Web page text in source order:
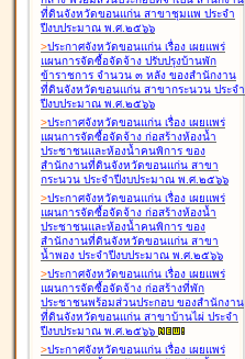
ที่ดินจังหวัดขอนแก่น สาขาชุมแพ ประจำ
ปีงบประมาณ พ.ศ.๒๕๖๖
>ประกาศจังหวัดขอนแก่น เรื่อง เผยแพร่
แผนการจัดซื้อจัดจ้าง ปรับปรุงบ้านพัก
ข้าราชการ จำนวน ๓ หลัง ของสำนักงาน
ที่ดินจังหวัดขอนแก่น สาขากระนวน ประจำ
ปีงบประมาณ พ.ศ.๒๕๖๖
>ประกาศจังหวัดขอนแก่น เรื่อง เผยแพร่
แผนการจัดซื้อจัดจ้าง ก่อสร้างห้องน้ำ
ประชาชนและห้องน้ำคนพิการ ของ
สำนักงานที่ดินจังหวัดขอนแก่น สาขา
กระนวน ประจำปีงบประมาณ พ.ศ.๒๕๖๖
>ประกาศจังหวัดขอนแก่น เรื่อง เผยแพร่
แผนการจัดซื้อจัดจ้าง ก่อสร้างห้องน้ำ
ประชาชนและห้องน้ำคนพิการ ของ
สำนักงานที่ดินจังหวัดขอนแก่น สาขา
น้ำพอง ประจำปีงบประมาณ พ.ศ.๒๕๖๖
>ประกาศจังหวัดขอนแก่น เรื่อง เผยแพร่
แผนการจัดซื้อจัดจ้าง ก่อสร้างที่พัก
ประชาชนพร้อมส่วนประกอบ ของสำนักงาน
ที่ดินจังหวัดขอนแก่น สาขาบ้านไผ่ ประจำ
ปีงบประมาณ พ.ศ.๒๕๖๖
>ประกาศจังหวัดขอนแก่น เรื่อง เผยแพร่